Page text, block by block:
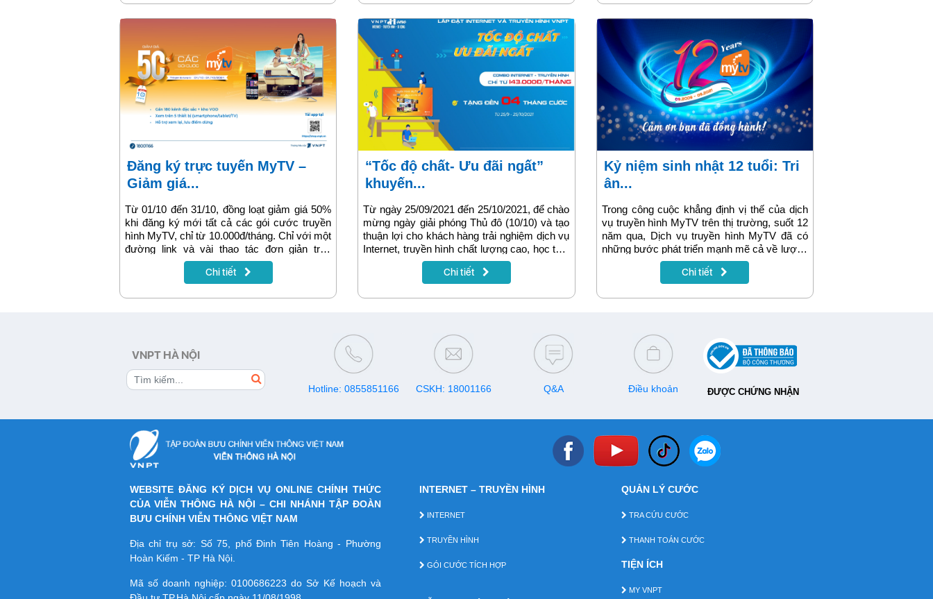
hình và ứng dụng MyTV OTT trong tháng 10
này.
Đăng ký trực tuyến MyTV –
Giảm giá...
Từ 01/10 đến 31/10, đồng loạt giảm giá 50%
khi đăng ký mới tất cả các gói cước truyền
hình MyTV, chỉ từ 10.000đ/tháng. Chỉ với một
đường link và vài thao tác đơn giản trên
smartphone, khách hàng sẽ sở hữu ngay
một trong các gói cước MyTV hấp dẫn nhất,
nơi, tối đa trên 5 thiết bị và xem đồng thời
Chi tiết
“Tốc độ chất- Ưu đãi ngất”
khuyến...
Từ ngày 25/09/2021 đến 25/10/2021, để chào
mừng ngày giải phóng Thủ đô (10/10) và tạo
thuận lợi cho khách hàng trải nghiệm dịch vụ
Internet, truyền hình chất lượng cao, học tập,
làm việc, giải trí trong mùa dịch covid, VNPT
Vinaphone Hà Nội tổ chức chương trình
Khách hàng được nhận ưu đãi đến 4 tháng
Chi tiết
Kỷ niệm sinh nhật 12 tuổi: Tri
ân...
Trong công cuộc khẳng định vị thế của dịch
vụ truyền hình MyTV trên thị trường, suốt 12
năm qua, Dịch vụ truyền hình MyTV đã có
những bước phát triển mạnh mẽ cả về lượng
và chất, tạo nên những "trái ngọt" ấn tượng.
Chi tiết
VNPT HÀ NỘI
Hotline: 0855851166 CSKH: 18001166 Q&A Điều khoản ĐƯỢC CHỨNG NHẬN
WEBSITE ĐĂNG KÝ DỊCH VỤ ONLINE CHÍNH THỨC
CỦA VIỄN THÔNG HÀ NỘI – CHI NHÁNH TẬP ĐOÀN
BƯU CHÍNH VIỄN THÔNG VIỆT NAM
Địa chỉ trụ sở: Số 75, phố Đinh Tiên Hoàng - Phường
Hoàn Kiếm - TP Hà Nội.
Mã số doanh nghiệp:0100686223 do Sở Kế hoạch và
INTERNET – TRUYỀN HÌNH
INTERNET
TRUYỀN HÌNH
GÓI CƯỚC TÍCH HỢP
QUẢN LÝ CƯỚC
TRA CỨU CƯỚC
THANH TOÁN CƯỚC
TIỆN ÍCH
MY VNPT